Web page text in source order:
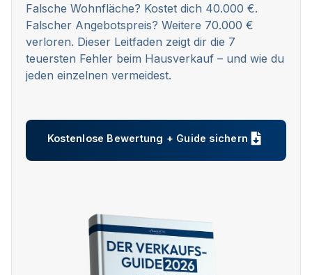
Falsche Wohnfläche? Kostet dich 40.000 €.
Falscher Angebotspreis? Weitere 70.000 €
verloren. Dieser Leitfaden zeigt dir die 7
teuersten Fehler beim Hausverkauf – und wie du
jeden einzelnen vermeidest.
Kostenlose Bewertung + Guide sichern